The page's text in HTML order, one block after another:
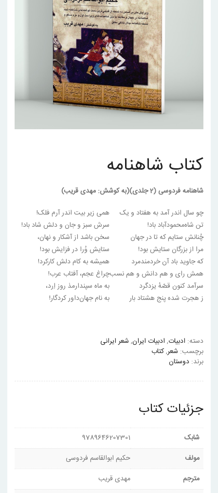
کتاب شاهنامه
شاهنامه فردوسی (2 جلدی)(به کوشش: مهدی قریب)
چو سال اندر آمد به هفتاد و یک
همی زیر بیت اندر آرم فلک!
تن شاه‌محمودآباد باد!
سرش سبز و جان و دلش شاد باد!
چُنانش ستایم که تا در جهان
سخن باشد از آشکار و نهان،
مرا از بزرگان ستایش بود!
ستایش وُرا در فزایش بود!
که جاوید باد آن خردمندمرد
همیشه به کام دلش کارکرد!
همش رای و هم دانش و هم نسبچراغ عجم، آفتاب عرب!
سرآمد کنون قصّهٔ یزدگرد
به ماه سپندارمذ روز اِرد،
ز هجرت شده پنج هشتاد بار
به نام جهان‌داور کردگار!
دسته: ادبیات, ادبیات ایران, شعر ایرانی
برچسب: شعر,کتاب
برند: دوستان
جزئیات کتاب
شابک
9789646207301
مولف
حکیم ابوالقاسم فردوسی
مترجم
مهدی قریب